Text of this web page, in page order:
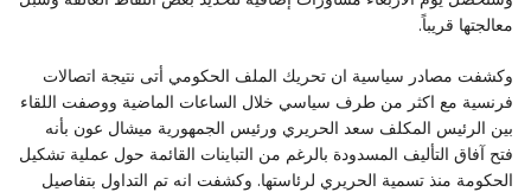
معالجتها قريباً‎.‎
وكشفت مصادر سياسية ان تحريك الملف الحكومي أتى نتيجة اتصالات
فرنسية مع اكثر من طرف سياسي خلال ‏الساعات الماضية ووصفت اللقاء
بين الرئيس المكلف سعد الحريري ورئيس الجمهورية ميشال عون بأنه
فتح آفاق ‏التأليف المسدودة بالرغم من التباينات القائمة حول عملية تشكيل
الحكومة منذ تسمية الحريري لرئاستها. وكشفت انه تم ‏التداول بتفاصيل